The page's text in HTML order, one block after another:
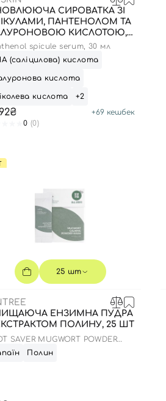
СИРОВАТКА ЗІ
ПАНТЕНОЛОМ ТА
КИСЛОТОЮ,
МЛ
spicule serum, 30 мл
(саліцилова) кислота
кислота
кислота +2
+69кешбек
0 (0)
25 шт
ЕНЗИМНА ПУДРА
ПОЛИНУ, 25 ШТ
SAVER MUGWORT POWDER
Полин
Вхід